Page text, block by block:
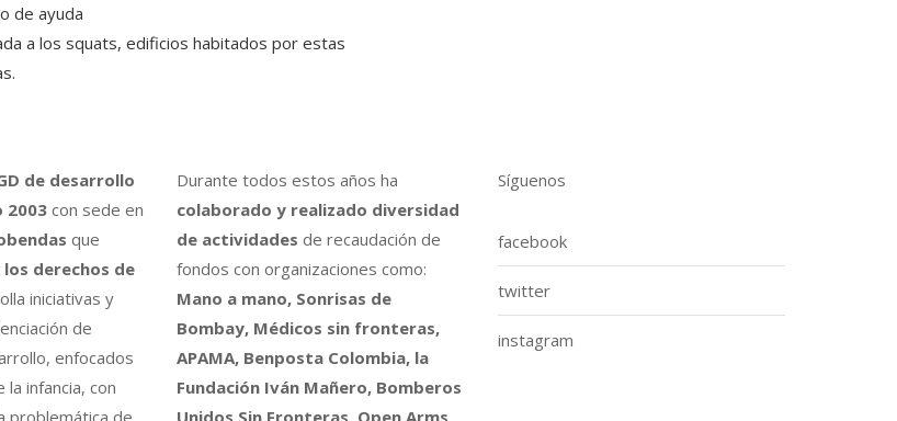
de ayuda
a los squats, edificios habitados por estas
de desarrollo
2003con sede en
que
derechos de
iniciativas y
de
enfocados
infancia, con
problemática de
Durante todos estos años ha
colaborado y realizado diversidad
de actividades de recaudación de
fondos con organizaciones como:
Mano a mano, Sonrisas de
Bombay, Médicos sin fronteras,
APAMA, Benposta Colombia, la
Fundación Iván Mañero, Bomberos
Unidos Sin Fronteras, Open Arms,
Síguenos
facebook
twitter
instagram